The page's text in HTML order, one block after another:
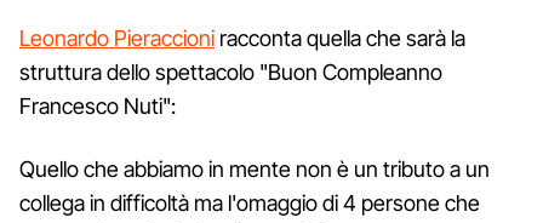
Leonardo Pieraccioni racconta quella che sarà la
struttura dello spettacolo "Buon Compleanno
Francesco Nuti":
Quello che abbiamo in mente non è un tributo a un
collega in difficoltà ma l'omaggio di 4 persone che